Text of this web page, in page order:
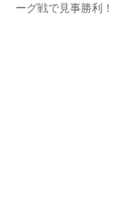
ーグ戦で見事勝利！